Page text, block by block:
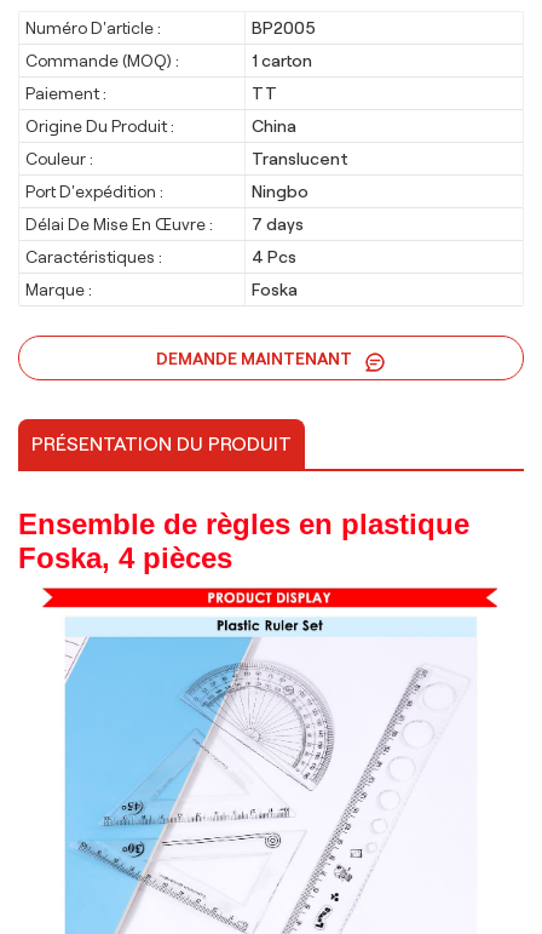
Numéro D'article :
BP2005
Commande (MOQ) :
1 carton
Paiement :
TT
Origine Du Produit :
China
Couleur :
Translucent
Port D'expédition :
Ningbo
Délai De Mise En Œuvre :
7 days
Caractéristiques :
4 Pcs
Marque :
Foska
DEMANDE MAINTENANT
PRÉSENTATION DU PRODUIT
Ensemble de règles en plastique
Foska, 4 pièces